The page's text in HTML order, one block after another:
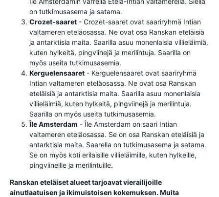
on tutkimusasema ja satama.
Crozet-saaret - Crozet-saaret ovat saariryhmä Intian
valtameren eteläosassa. Ne ovat osa Ranskan eteläisiä
ja antarktisia maita. Saarilla asuu monenlaisia ​​villieläimiä,
kuten hylkeitä, pingviinejä ja merilintuja. Saarilla on
myös useita tutkimusasemia.
Kerguelensaaret - Kerguelensaaret ovat saariryhmä
Intian valtameren eteläosassa. Ne ovat osa Ranskan
eteläisiä ja antarktisia maita. Saarilla asuu monenlaisia ​​
villieläimiä, kuten hylkeitä, pingviinejä ja merilintuja.
Saarilla on myös useita tutkimusasemia.
Île Amsterdam - Île Amsterdam on saari Intian
valtameren eteläosassa. Se on osa Ranskan eteläisiä ja
antarktisia maita. Saarella on tutkimusasema ja satama.
Se on myös koti erilaisille villieläimille, kuten hylkeille,
pingviineille ja merilintuille.
Ranskan eteläiset alueet tarjoavat vierailijoille
ainutlaatuisen ja ikimuistoisen kokemuksen. Muita